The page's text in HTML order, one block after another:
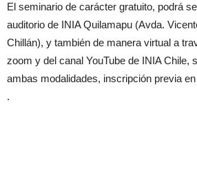
El seminario de carácter gratuito, podrá
auditorio de INIA Quilamapu (Avda.
Chillán), y también de manera virtual a
zoom y del canal YouTube de INIA Chile,
ambas modalidades, inscripción previa en
.